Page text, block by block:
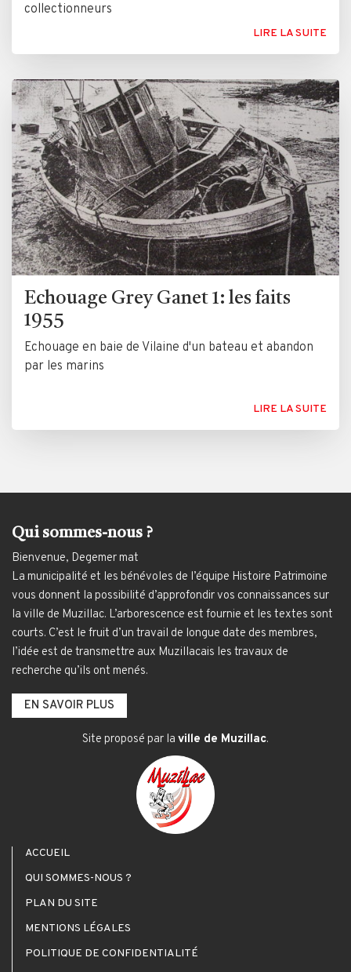
collectionneurs
LIRE LA SUITE
Echouage Grey Ganet 1: les faits
1955
Echouage en baie de Vilaine d'un bateau et abandon
par les marins
LIRE LA SUITE
Qui sommes-nous ?
Bienvenue, Degemer mat
La municipalité et les bénévoles de l’équipe Histoire Patrimoine
vous donnent la possibilité d’approfondir vos connaissances sur
la ville de Muzillac. L’arborescence est fournie et les textes sont
courts. C’est le fruit d’un travail de longue date des membres,
l’idée est de transmettre aux Muzillacais les travaux de
recherche qu’ils ont menés.
EN SAVOIR PLUS
Site proposé par la ville de Muzillac.
ACCUEIL
QUI SOMMES-NOUS ?
PLAN DU SITE
MENTIONS LÉGALES
POLITIQUE DE CONFIDENTIALITÉ